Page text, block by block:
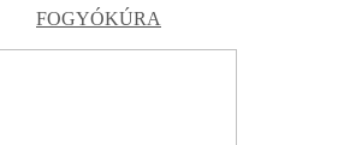
FOGYÓKÚRA